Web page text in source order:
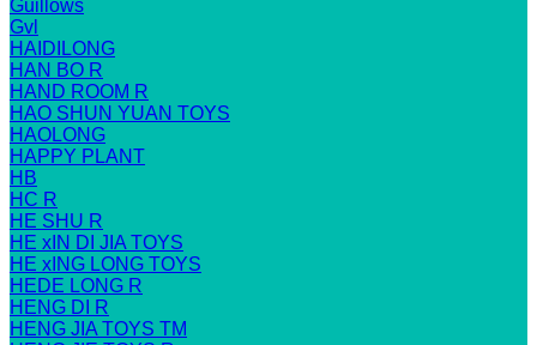
Guillows
Gvl
HAIDILONG
HAN BO R
HAND ROOM R
HAO SHUN YUAN TOYS
HAOLONG
HAPPY PLANT
HB
HC R
HE SHU R
HE xIN DI JIA TOYS
HE xING LONG TOYS
HEDE LONG R
HENG DI R
HENG JIA TOYS TM